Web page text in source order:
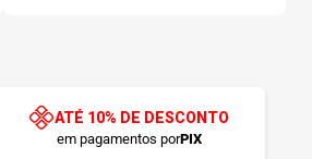
ATÉ 10% DE DESCONTO
em pagamentos porPIX